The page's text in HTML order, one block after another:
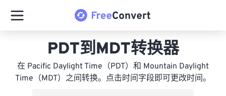
PDT到MDT转换器
在 Pacific Daylight Time（PDT）和 Mountain Daylight
Time（MDT）之间转换。点击时间字段即可更改时间。